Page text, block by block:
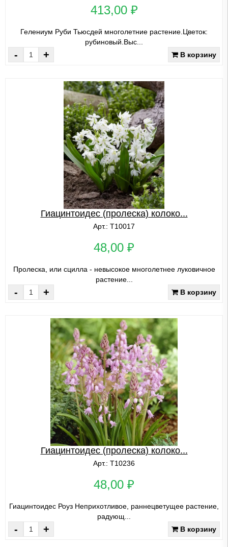
413,00 ₽
Гелениум Руби Тьюсдей многолетние растение.Цветок:
рубиновый.Выс...
- + В корзину
Гиацинтоидес (пролеска) колоко...
Арт.: Т10017
48,00 ₽
Пролеска, или сцилла - невысокое многолетнее луковичное
растение...
- + В корзину
Гиацинтоидес (пролеска) колоко...
Арт.: Т10236
48,00 ₽
Гиацинтоидес Роуз Неприхотливое, раннецветущее растение,
радующ...
- + В корзину